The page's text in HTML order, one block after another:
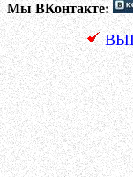
Мы ВКонтакте: